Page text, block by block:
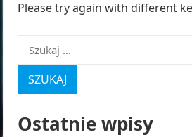
Please try again with different
Szukaj:
Ostatnie wpisy